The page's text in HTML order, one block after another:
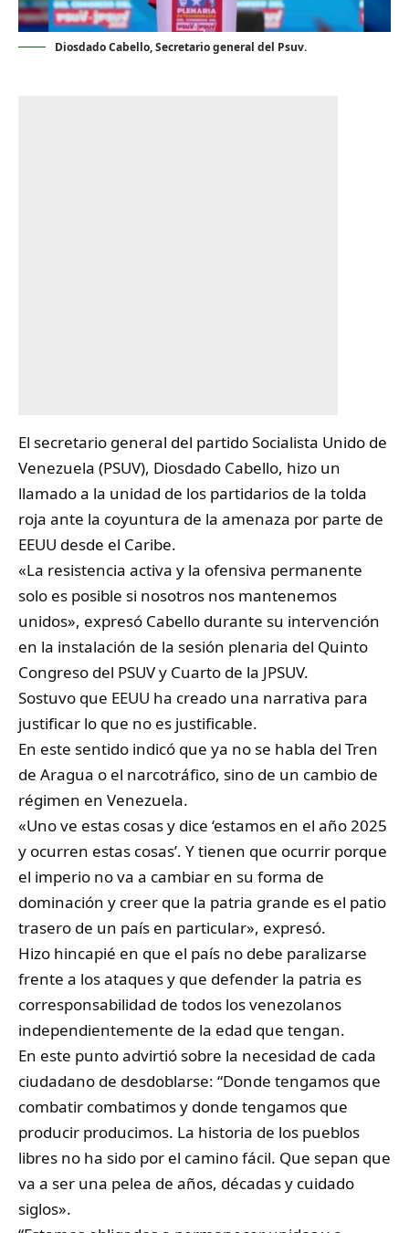
Diosdado Cabello, Secretario general del Psuv.
El secretario general del partido Socialista Unido de
Venezuela (PSUV), Diosdado Cabello, hizo un
llamado a la unidad de los partidarios de la tolda
roja ante la coyuntura de la amenaza por parte de
EEUU desde el Caribe.
«La resistencia activa y la ofensiva permanente
solo es posible si nosotros nos mantenemos
unidos», expresó Cabello durante su intervención
en la instalación de la sesión plenaria del Quinto
Congreso del PSUV y Cuarto de la JPSUV.
Sostuvo que EEUU ha creado una narrativa para
justificar lo que no es justificable.
En este sentido indicó que ya no se habla del Tren
de Aragua o el narcotráfico, sino de un cambio de
régimen en Venezuela.
«Uno ve estas cosas y dice ‘estamos en el año 2025
y ocurren estas cosas’. Y tienen que ocurrir porque
el imperio no va a cambiar en su forma de
dominación y creer que la patria grande es el patio
trasero de un país en particular», expresó.
Hizo hincapié en que el país no debe paralizarse
frente a los ataques y que defender la patria es
corresponsabilidad de todos los venezolanos
independientemente de la edad que tengan.
En este punto advirtió sobre la necesidad de cada
ciudadano de desdoblarse: “Donde tengamos que
combatir combatimos y donde tengamos que
producir producimos. La historia de los pueblos
libres no ha sido por el camino fácil. Que sepan que
va a ser una pelea de años, décadas y cuidado
siglos».